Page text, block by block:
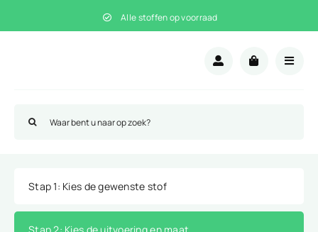
naar
Alle stoffen op voorraad
naar:
Stap 1: Kies de gewenste stof